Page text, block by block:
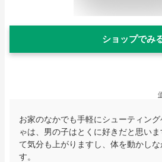
ショップでみ
お家のなかでも手軽にシューティン
ゃは、男の子はとくに好きだと思い
て気分も上がりますし、体を動かし
す。